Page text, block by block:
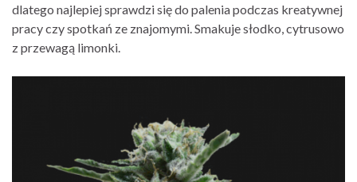
dlatego najlepiej sprawdzi się do palenia podczas kreatywnej
pracy czy spotkań ze znajomymi. Smakuje słodko, cytrusowo
z przewagą limonki.